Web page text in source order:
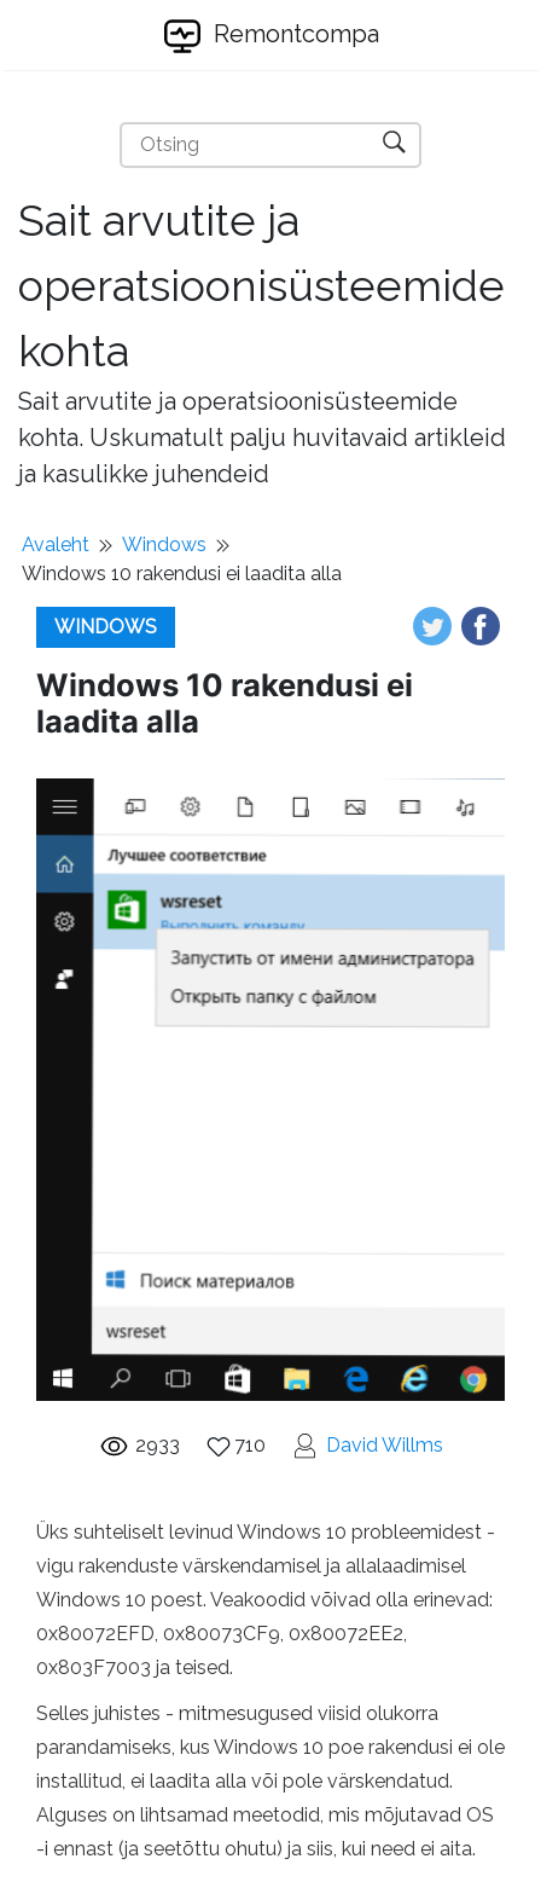
Remontcompa
Sait arvutite ja
operatsioonisüsteemide
kohta
Sait arvutite ja operatsioonisüsteemide
kohta. Uskumatult palju huvitavaid artikleid
ja kasulikke juhendeid
Avaleht
Windows
Windows 10 rakendusi ei laadita alla
WINDOWS
Windows 10 rakendusi ei
laadita alla
2933 710 David Willms
Üks suhteliselt levinud Windows 10 probleemidest -
vigu rakenduste värskendamisel ja allalaadimisel
Windows 10 poest. Veakoodid võivad olla erinevad:
0x80072EFD, 0x80073CF9, 0x80072EE2,
0x803F7003 ja teised.
Selles juhistes - mitmesugused viisid olukorra
parandamiseks, kus Windows 10 poe rakendusi ei ole
installitud, ei laadita alla või pole värskendatud.
Alguses on lihtsamad meetodid, mis mõjutavad OS
-i ennast (ja seetõttu ohutu) ja siis, kui need ei aita.